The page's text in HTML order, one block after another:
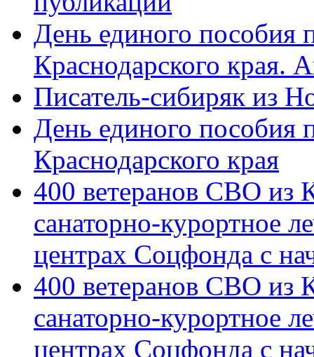
День единого пособия
Краснодарского края.
Писатель-сибиряк из
День единого пособия
Краснодарского края
400 ветеранов СВО из
санаторно-курортное
центрах Соцфонда с
400 ветеранов СВО из
санаторно-курортное
центрах Соцфонда с